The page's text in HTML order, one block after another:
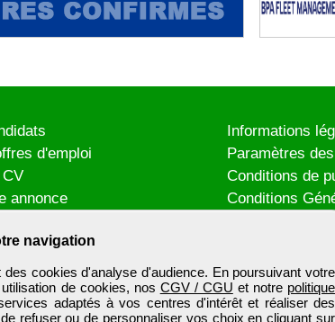
navigation
cookies d'analyse d'audience. En poursuivant votre
de cookies, nos CGV / CGU et notre politique
adaptés à vos centres d'intérêt et réaliser des
refuser ou de personnaliser vos choix en cliquant sur
d'emploi
CV
annonce
Informations
Paramètres
Conditions de
Conditions